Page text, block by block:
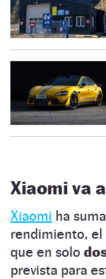
Xiaomi va
Xiaomi ha
rendimiento, el
que en solo
prevista para